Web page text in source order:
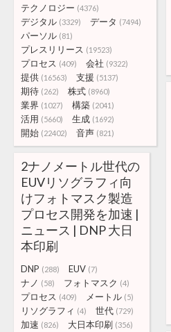
テクノロジー (4376)
デジタル (3329) データ (7494)
パーソル (81)
プレスリリース (19523)
プロセス (409) 会社 (9322)
提供 (16563) 支援 (5137)
期待 (262) 株式 (8960)
業界 (1027) 構築 (2041)
活用 (5660) 生成 (1692)
開始 (22402) 音声 (821)
2ナノメートル世代の
EUVリソグラフィ向
けフォトマスク製造
プロセス開発を加速 |
ニュース | DNP 大日
本印刷
DNP (288) EUV (7)
ナノ (58) フォトマスク (4)
プロセス (409) メートル (5)
リソグラフィ (4) 世代 (729)
加速 (826) 大日本印刷 (356)